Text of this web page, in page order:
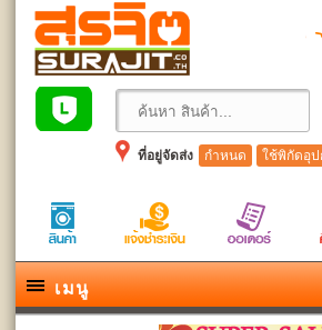
ที่อยู่จัดส่ง กำหนด ใช้พิกัดอุ
เมนู